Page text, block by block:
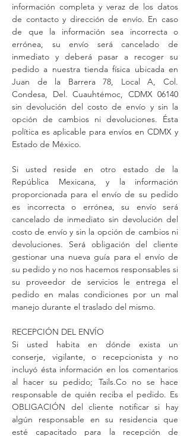
información completa y veraz de los datos
de contacto y dirección de envío. En caso
de que la información sea incorrecta o
errónea, su envío será cancelado de
inmediato y deberá pasar a recoger su
pedido a nuestra tienda física ubicada en
Juan de la Barrera 78, Local A, Col.
Condesa, Del. Cuauhtémoc, CDMX 06140
sin devolución del costo de envío y sin la
opción de cambios ni devoluciones. Ésta
política es aplicable para envíos en CDMX y
Estado de México.
Si usted reside en otro estado de la
República Mexicana, y la información
proporcionada para el envío de su pedido
es incorrecta o errónea, su envío será
cancelado de inmediato sin devolución del
costo de envío y sin la opción de cambios ni
devoluciones. Será obligación del cliente
gestionar una nueva guía para el envío de
su pedido y no nos hacemos responsables si
su proveedor de servicios le entrega el
pedido en malas condiciones por un mal
manejo durante el traslado del mismo.
RECEPCIÓN DEL ENVÍO
Si usted habita en dónde exista un
conserje, vigilante, o recepcionista y no
incluyó ésta información en los comentarios
al hacer su pedido; Tails.Co no se hace
responsable de quién reciba el pedido. Es
OBLIGACIÓN del cliente notificar si hay
algún responsable en su residencia que
esté capacitado para la recepción de